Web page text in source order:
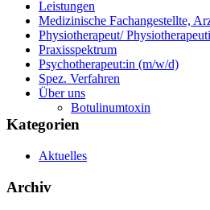
Botulinumtoxin
Leistungen
Medizinische Fachangestellte,
Physiotherapeut/
Praxisspektrum
Psychotherapeut:in (m/w/d)
Spez. Verfahren
Über uns
Kategorien
Aktuelles
Archiv